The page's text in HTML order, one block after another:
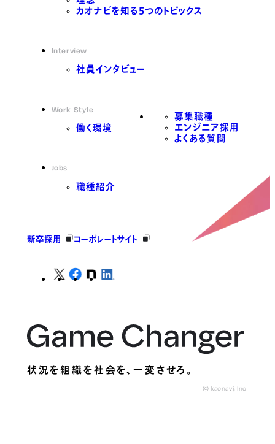
カオナビを知る5つのトピックス
Interview
社員インタビュー
Work Style
働く環境
Jobs
職種紹介
募集職種
エンジニア採用
よくある質問
新卒採用 コーポレートサイト
状況を組織を社会を、一変させろ。
© kaonavi, Inc